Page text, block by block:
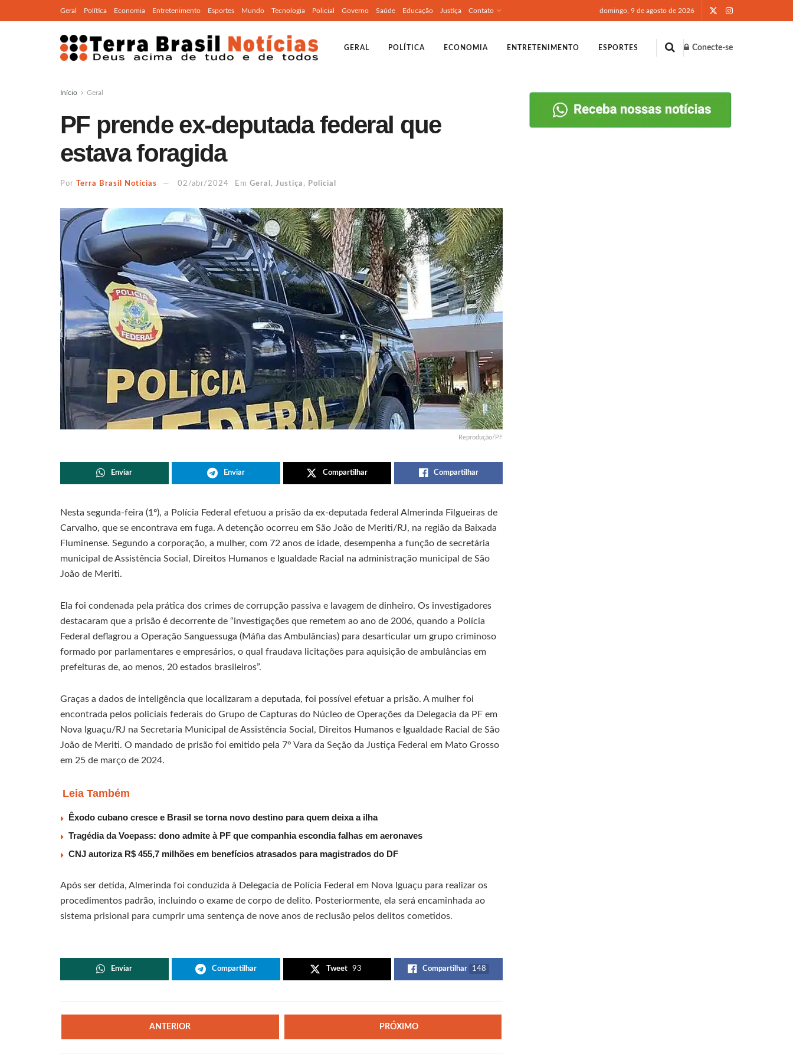
Geral Política Economia Entretenimento Esportes Mundo Tecnologia Policial Governo Saúde Educação Justiça Contato domingo, 9 de agosto de 2026
GERAL POLÍTICA ECONOMIA ENTRETENIMENTO ESPORTES Conecte-se
Início Geral
PF prende ex-deputada federal que
estava foragida
Por Terra Brasil Notícias 02/abr/2024 Em Geral , Justiça , Policial
Reprodução/PF
Enviar Enviar Compartilhar Compartilhar
Nesta segunda-feira (1º), a Polícia Federal efetuou a prisão da ex-deputada federal Almerinda Filgueiras de
Carvalho, que se encontrava em fuga. A detenção ocorreu em São João de Meriti/RJ, na região da Baixada
Fluminense. Segundo a corporação, a mulher, com 72 anos de idade, desempenha a função de secretária
municipal de Assistência Social, Direitos Humanos e Igualdade Racial na administração municipal de São
João de Meriti.
Ela foi condenada pela prática dos crimes de corrupção passiva e lavagem de dinheiro. Os investigadores
destacaram que a prisão é decorrente de “investigações que remetem ao ano de 2006, quando a Polícia
Federal deflagrou a Operação Sanguessuga (Máfia das Ambulâncias) para desarticular um grupo criminoso
formado por parlamentares e empresários, o qual fraudava licitações para aquisição de ambulâncias em
prefeituras de, ao menos, 20 estados brasileiros”.
Graças a dados de inteligência que localizaram a deputada, foi possível efetuar a prisão. A mulher foi
encontrada pelos policiais federais do Grupo de Capturas do Núcleo de Operações da Delegacia da PF em
Nova Iguaçu/RJ na Secretaria Municipal de Assistência Social, Direitos Humanos e Igualdade Racial de São
João de Meriti. O mandado de prisão foi emitido pela 7° Vara da Seção da Justiça Federal em Mato Grosso
em 25 de março de 2024.
Leia Também
Êxodo cubano cresce e Brasil se torna novo destino para quem deixa a ilha
Tragédia da Voepass: dono admite à PF que companhia escondia falhas em aeronaves
CNJ autoriza R$ 455,7 milhões em benefícios atrasados para magistrados do DF
Após ser detida, Almerinda foi conduzida à Delegacia de Polícia Federal em Nova Iguaçu para realizar os
procedimentos padrão, incluindo o exame de corpo de delito. Posteriormente, ela será encaminhada ao
sistema prisional para cumprir uma sentença de nove anos de reclusão pelos delitos cometidos.
Enviar Compartilhar Tweet 93 Compartilhar 148
ANTERIOR PRÓXIMO